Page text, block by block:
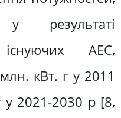
результаті
АЕС,
кВт. г у 2011
у 2021-2030 р [8,